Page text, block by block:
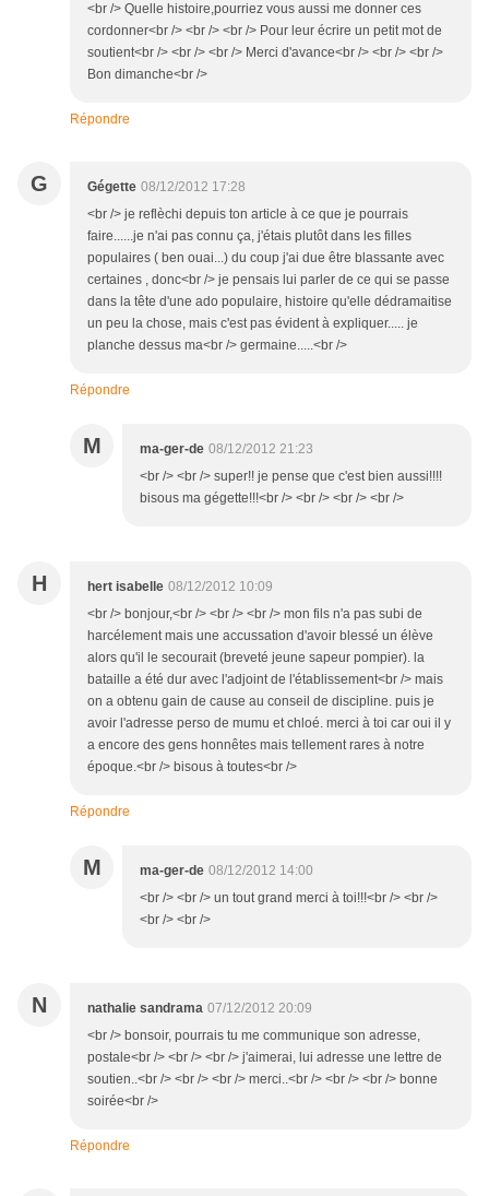
<br /> Quelle histoire,pourriez vous aussi me donner ces
cordonner<br /> <br /> <br /> Pour leur écrire un petit mot de
soutient<br /> <br /> <br /> Merci d'avance<br /> <br /> <br />
Bon dimanche<br />
Répondre
G Gégette 08/12/2012 17:28
<br /> je reflèchi depuis ton article à ce que je pourrais
faire......je n'ai pas connu ça, j'étais plutôt dans les filles
populaires ( ben ouai...) du coup j'ai due être blassante avec
certaines , donc<br /> je pensais lui parler de ce qui se passe
dans la tête d'une ado populaire, histoire qu'elle dédramaitise
un peu la chose, mais c'est pas évident à expliquer..... je
planche dessus ma<br /> germaine.....<br />
Répondre
M ma-ger-de 08/12/2012 21:23
<br /> <br /> super!! je pense que c'est bien aussi!!!!
bisous ma gégette!!!<br /> <br /> <br /> <br />
H hert isabelle 08/12/2012 10:09
<br /> bonjour,<br /> <br /> <br /> mon fils n'a pas subi de
harcélement mais une accussation d'avoir blessé un élève
alors qu'il le secourait (breveté jeune sapeur pompier). la
bataille a été dur avec l'adjoint de l'établissement<br /> mais
on a obtenu gain de cause au conseil de discipline. puis je
avoir l'adresse perso de mumu et chloé. merci à toi car oui il y
a encore des gens honnêtes mais tellement rares à notre
époque.<br /> bisous à toutes<br />
Répondre
M ma-ger-de 08/12/2012 14:00
<br /> <br /> un tout grand merci à toi!!!<br /> <br />
<br /> <br />
N nathalie sandrama 07/12/2012 20:09
<br /> bonsoir, pourrais tu me communique son adresse,
postale<br /> <br /> <br /> j'aimerai, lui adresse une lettre de
soutien..<br /> <br /> <br /> merci..<br /> <br /> <br /> bonne
soirée<br />
Répondre